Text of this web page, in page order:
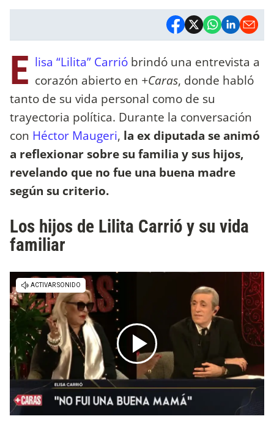
E lisa “Lilita” Carrió brindó una entrevista a
corazón abierto en +Caras, donde habló
tanto de su vida personal como de su
trayectoria política. Durante la conversación
con Héctor Maugeri, la ex diputada se animó
a reflexionar sobre su familia y sus hijos,
revelando que no fue una buena madre
según su criterio.
Los hijos de Lilita Carrió y su vida
familiar